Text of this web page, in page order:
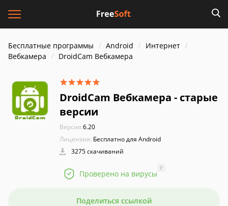
Бесплатные программы Android
Интернет
Вебкамера
DroidCam Вебкамера
DroidCam Вебкамера - старые
версии
Версия:6.20
Лицензия: Бесплатно для Android
3275 скачиваний
Проверено на вирусы
?
Поделиться ссылкой